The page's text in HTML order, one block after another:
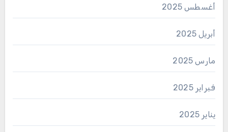
أغسطس 2025
أبريل 2025
مارس 2025
فبراير 2025
يناير 2025